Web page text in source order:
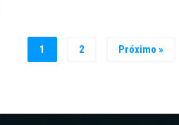
1 2 Próximo »